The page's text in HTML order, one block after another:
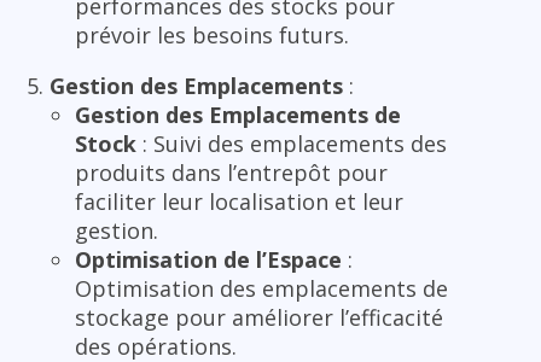
prévoir les besoins futurs.
Gestion des Emplacements :
Gestion des Emplacements de
Stock : Suivi des emplacements des
produits dans l’entrepôt pour
faciliter leur localisation et leur
gestion.
Optimisation de l’Espace :
Optimisation des emplacements de
stockage pour améliorer l’efficacité
des opérations.